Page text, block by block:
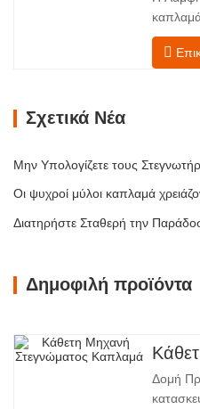
Σχετικά Νέα
Δημοφιλή προϊόντα
Δομή